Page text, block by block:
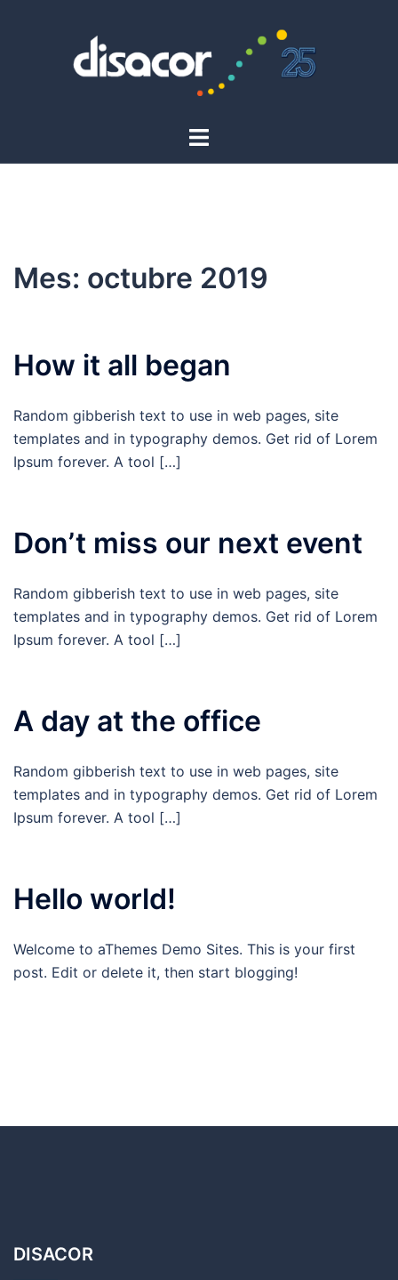
Alternar
Mes: octubre 2019
How it all began
Random gibberish text to use in web pages, site
templates and in typography demos. Get rid of Lorem
Ipsum forever. A tool […]
Don’t miss our next event
Random gibberish text to use in web pages, site
templates and in typography demos. Get rid of Lorem
Ipsum forever. A tool […]
A day at the office
Random gibberish text to use in web pages, site
templates and in typography demos. Get rid of Lorem
Ipsum forever. A tool […]
Hello world!
Welcome to aThemes Demo Sites. This is your first
post. Edit or delete it, then start blogging!
DISACOR